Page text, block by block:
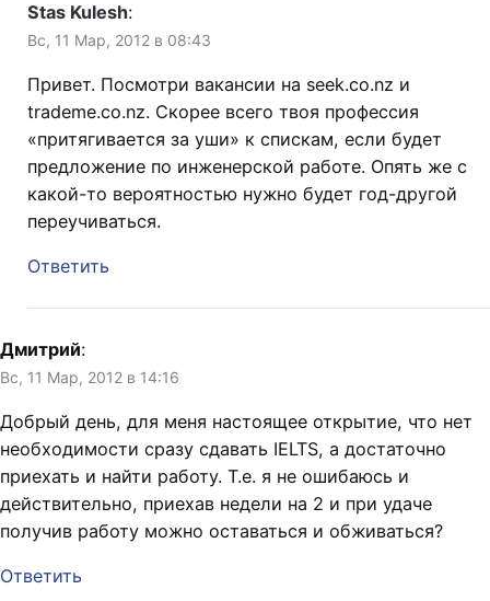
Stas Kulesh:
Вс, 11 Мар, 2012 в 08:43
Привет. Посмотри вакансии на seek.co.nz и
trademe.co.nz. Скорее всего твоя профессия
«притягивается за уши» к спискам, если будет
предложение по инженерской работе. Опять же с
какой-то вероятностью нужно будет год-другой
переучиваться.
Ответить
Дмитрий:
Вс, 11 Мар, 2012 в 14:16
Добрый день, для меня настоящее открытие, что нет
необходимости сразу сдавать IELTS, а достаточно
приехать и найти работу. Т.е. я не ошибаюсь и
действительно, приехав недели на 2 и при удаче
получив работу можно оставаться и обживаться?
Ответить